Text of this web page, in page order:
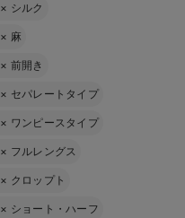
× シルク
× 麻
× 前開き
× セパレートタイプ
× ワンピースタイプ
× フルレングス
× クロップト
× ショート・ハーフ